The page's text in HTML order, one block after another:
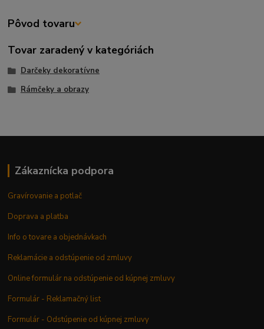
Pôvod tovaru
Tovar zaradený v kategóriách
Darčeky dekoratívne
Rámčeky a obrazy
Zákaznícka podpora
Gravírovanie a potlač
Doprava a platba
Info o tovare a objednávkach
Reklamácie a odstúpenie od zmluvy
Online formulár na odstúpenie od kúpnej zmluvy
Formulár - Reklamačný list
Formulár - Odstúpenie od kúpnej zmluvy